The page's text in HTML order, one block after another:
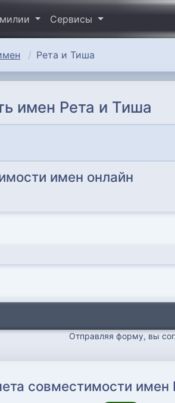
Сервисы
Рета и Тиша
имен Рета и Тиша
имен онлайн
Отправляя форму, вы
совместимости